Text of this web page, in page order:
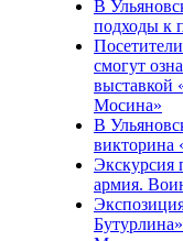
В
подходы к
смогут
выставкой
Мосина»
В
викторина
Экскурсия
армия.
Бутурлина»